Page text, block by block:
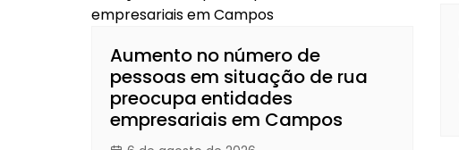
Aumento no número de
pessoas em situação de rua
preocupa entidades
empresariais em Campos